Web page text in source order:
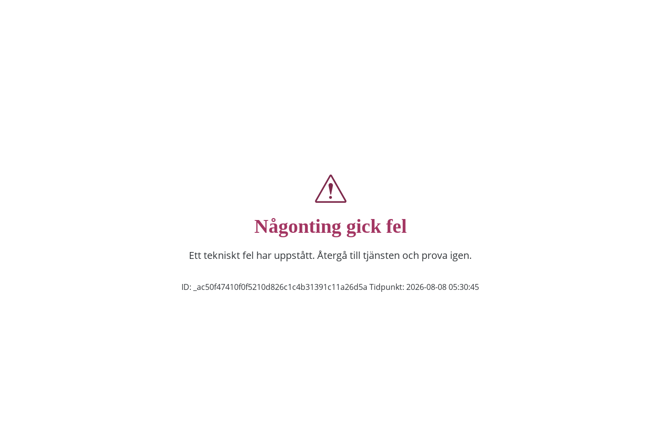
Någonting gick fel
Ett tekniskt fel har uppstått. Återgå till tjänsten och prova igen.
ID: _ac50f47410f0f5210d826c1c4b31391c11a26d5aTidpunkt: 2026-08-08 05:30:45